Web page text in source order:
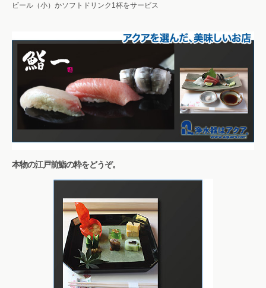
ビール（小）かソフトドリンク1杯をサービス
本物の江戸前鮨の粋をどうぞ。